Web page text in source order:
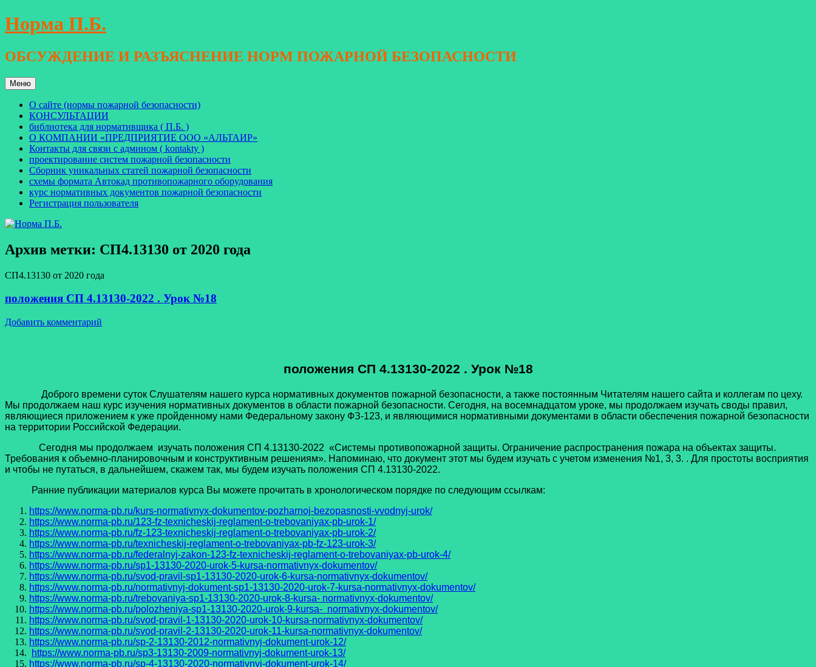
Перейти
к
Норма П.Б.
ОБСУЖДЕНИЕ И РАЗЪЯСНЕНИЕ НОРМ ПОЖАРНОЙ БЕЗОПАСНОСТИ
Меню
О сайте (нормы пожарной безопасности)
КОНСУЛЬТАЦИИ
библиотека для нормативщика ( П.Б. )
О КОМПАНИИ «ПРЕДПРИЯТИЕ ООО «АЛЬТАИР»
Контакты для связи с админом ( kontakty )
проектирование систем пожарной безопасности
Сборник уникальных статей пожарной безопасности
схемы формата Автокад противопожарного оборудования
курс нормативных документов пожарной безопасности
Регистрация пользователя
Архив метки: СП4.13130 от 2020 года
СП4.13130 от 2020 года
положения СП 4.13130-2022 . Урок №18
Добавить комментарий
положения СП 4.13130-2022 . Урок №18
Доброго времени суток Слушателям нашего курса нормативных документов пожарной безопасности, а также постоянным Читателям нашего сайта и коллегам по цеху.
Мы продолжаем наш курс изучения нормативных документов в области пожарной безопасности. Сегодня, на восемнадцатом уроке, мы продолжаем изучать своды правил,
являющиеся приложением к уже пройденному нами Федеральному закону ФЗ-123, и являющимися нормативными документами в области обеспечения пожарной безопасности
на территории Российской Федерации.
Сегодня мы продолжаем изучать положения СП 4.13130-2022 «Системы противопожарной защиты. Ограничение распространения пожара на объектах защиты.
Требования к объемно-планировочным и конструктивным решениям». Напоминаю, что документ этот мы будем изучать с учетом изменения №1, 3, 3. . Для простоты восприятия
и чтобы не путаться, в дальнейшем, скажем так, мы будем изучать положения СП 4.13130-2022.
Ранние публикации материалов курса Вы можете прочитать в хронологическом порядке по следующим ссылкам:
https://www.norma-pb.ru/kurs-normativnyx-dokumentov-pozharnoj-bezopasnosti-vvodnyj-urok/
https://www.norma-pb.ru/123-fz-texnicheskij-reglament-o-trebovaniyax-pb-urok-1/
https://www.norma-pb.ru/fz-123-texnicheskij-reglament-o-trebovaniyax-pb-urok-2/
https://www.norma-pb.ru/texnicheskij-reglament-o-trebovaniyax-pb-fz-123-urok-3/
https://www.norma-pb.ru/federalnyj-zakon-123-fz-texnicheskij-reglament-o-trebovaniyax-pb-urok-4/
https://www.norma-pb.ru/sp1-13130-2020-urok-5-kursa-normativnyx-dokumentov/
https://www.norma-pb.ru/svod-pravil-sp1-13130-2020-urok-6-kursa-normativnyx-dokumentov/
https://www.norma-pb.ru/normativnyj-dokument-sp1-13130-2020-urok-7-kursa-normativnyx-dokumentov/
https://www.norma-pb.ru/trebovaniya-sp1-13130-2020-urok-8-kursa- normativnyx-dokumentov/
https://www.norma-pb.ru/polozheniya-sp1-13130-2020-urok-9-kursa- normativnyx-dokumentov/
https://www.norma-pb.ru/svod-pravil-1-13130-2020-urok-10-kursa-normativnyx-dokumentov/
https://www.norma-pb.ru/svod-pravil-2-13130-2020-urok-11-kursa-normativnyx-dokumentov/
https://www.norma-pb.ru/sp-2-13130-2012-normativnyj-dokument-urok-12/
https://www.norma-pb.ru/sp3-13130-2009-normativnyj-dokument-urok-13/
https://www.norma-pb.ru/sp-4-13130-2020-normativnyj-dokument-urok-14/